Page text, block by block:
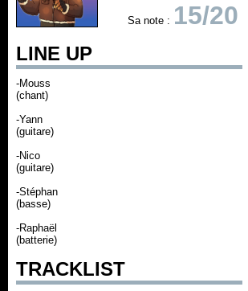
Sa note : 15/20
LINE UP
-Mouss
(chant)
-Yann
(guitare)
-Nico
(guitare)
-Stéphan
(basse)
-Raphaël
(batterie)
TRACKLIST